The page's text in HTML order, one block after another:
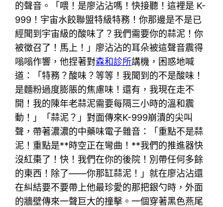
的聲音。「喂！是廖沾沾嗎！快接聽！這裡是 K-
999！宇宙水餃聯盟特級特務！你那邊是不是已
經聞到宇宙級的酸味了？我們需要你的蒜泥！你
被徵召了！馬上！」廖沾沾的耳朵被這聲音震得
嗡嗡作響，他捏著對森和診所講機，困惑地喊
道：「特務？酸味？等等！我聞到的不是酸味！
是麵粉過度膨脹的焦慮味！還有，我現在走不
開！我的陳年老蒜泥需要每隔三小時的溫和震
動！」「蒜泥？」對面傳來K-999崩潰的尖叫
聲，帶著濃濃的中藥味電子雜音：「重點不是蒜
泥！重點是**時空正在彎曲！**我們的推進器快
沒紅棗了！快！我們在你的後院！別帶任何多餘
的東西！除了——你那缸蒜泥！」就在廖沾沾還
在糾結要不要帶上他最珍愛的那把銀勺時，外面
的牆壁傳來一聲巨大的撞擊。一個穿著黑色燕尾